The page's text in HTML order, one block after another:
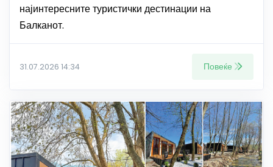
најинтересните туристички дестинации на
Балканот.
31.07.2026 14:34 Повеќе